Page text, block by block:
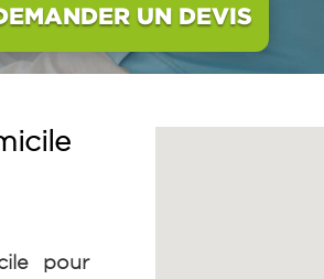
UN DEVIS
pour